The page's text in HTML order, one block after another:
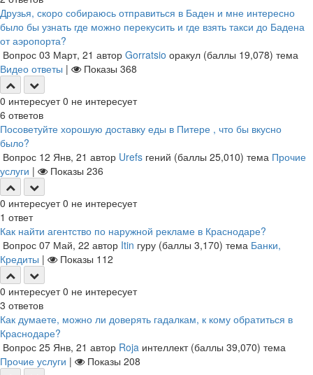
Друзья, скоро собираюсь отправиться в Баден и мне интересно
было бы узнать где можно перекусить и где взять такси до Бадена
от аэропорта?
Вопрос 03 Март, 21 автор Gorratsio оракул (баллы 19,078) тема
Видео ответы | Показы 368
0 интересует 0 не интересует
6 ответов
Посоветуйте хорошую доставку еды в Питере , что бы вкусно
было?
Вопрос 12 Янв, 21 автор Urefs гений (баллы 25,010) тема Прочие
услуги | Показы 236
0 интересует 0 не интересует
1 ответ
Как найти агентство по наружной рекламе в Краснодаре?
Вопрос 07 Май, 22 автор Itin гуру (баллы 3,170) тема Банки,
Кредиты | Показы 112
0 интересует 0 не интересует
3 ответов
Как думаете, можно ли доверять гадалкам, к кому обратиться в
Краснодаре?
Вопрос 25 Янв, 21 автор Roja интеллект (баллы 39,070) тема
Прочие услуги | Показы 208